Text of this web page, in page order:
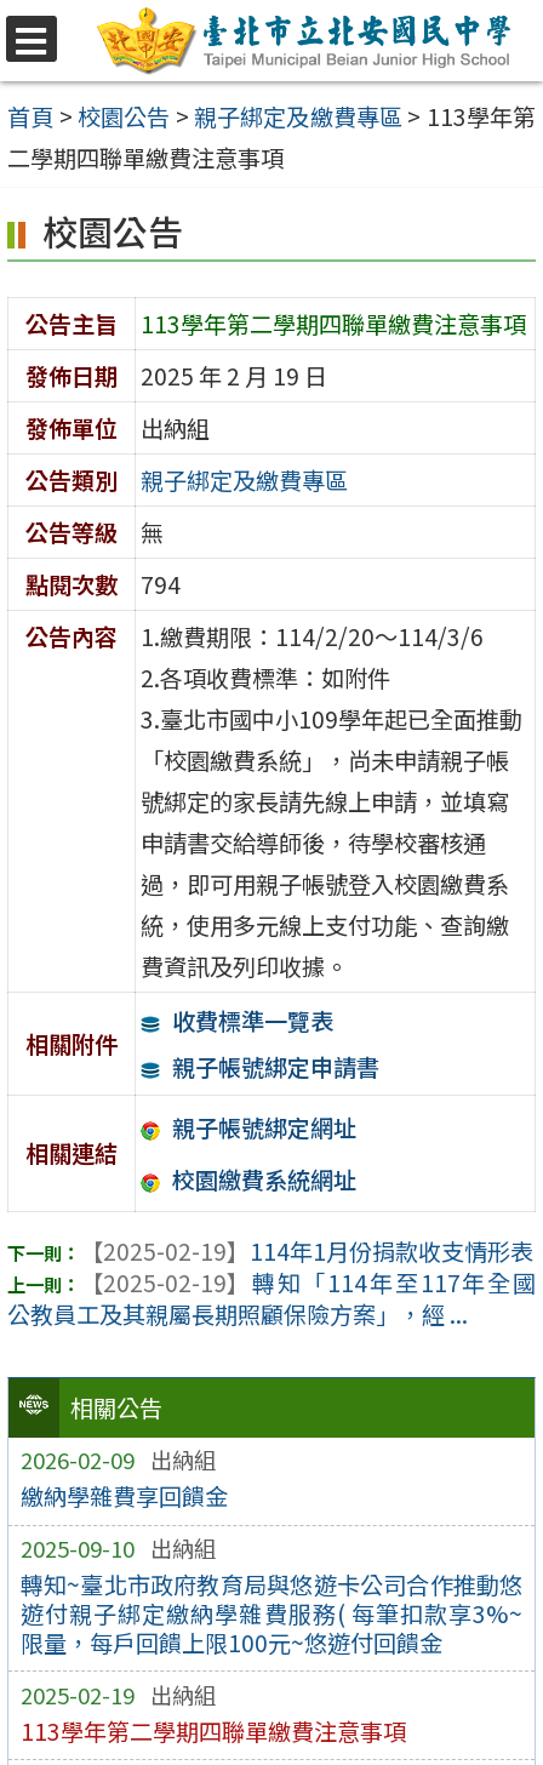
選
單
跳
至
主
要
容
區
首頁 >校園公告 >親子綁定及繳費專區> 113學年第
二學期四聯單繳費注意事項
相關公告
2026-02-09 出納組
繳納學雜費享回饋金
2025-09-10 出納組
轉知~臺北市政府教育局與悠遊卡公司合作推動悠
遊付親子綁定繳納學雜費服務( 每筆扣款享3%~
限量，每戶回饋上限100元~悠遊付回饋金
2025-02-19 出納組
113學年第二學期四聯單繳費注意事項
校園公告
公告主旨
113學年第二學期四聯單繳費注意事項
發佈日期
2025 年 2 月 19 日
發佈單位
出納組
公告類別
親子綁定及繳費專區
公告等級
無
點閱次數
794
公告內容
1.繳費期限：114/2/20～114/3/6
2.各項收費標準：如附件
3.臺北市國中小109學年起已全面推動
「校園繳費系統」，尚未申請親子帳
號綁定的家長請先線上申請，並填寫
申請書交給導師後，待學校審核通
過，即可用親子帳號登入校園繳費系
統，使用多元線上支付功能、查詢繳
費資訊及列印收據。
相關附件
收費標準一覽表
親子帳號綁定申請書
相關連結
親子帳號綁定網址
校園繳費系統網址
【2025-02-19】 114年1月份捐款收支情形表
【2025-02-19】 轉知「114年至117年全國
公教員工及其親屬長期照顧保險方案」，經 ...